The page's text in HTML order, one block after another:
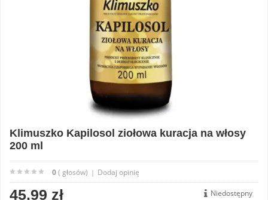
Klimuszko Kapilosol ziołowa kuracja na włosy
200 ml
0( głosów) | Dodaj opinię
45,99 zł Niedostępny